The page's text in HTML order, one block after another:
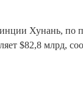
Хунань, по
$82,8 млрд,